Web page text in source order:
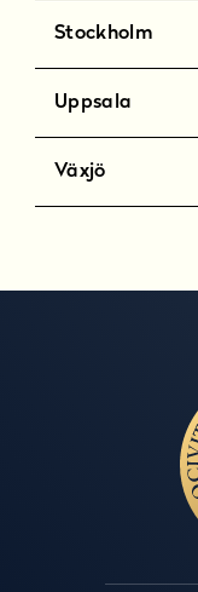
Stockholm
Uppsala
Växjö